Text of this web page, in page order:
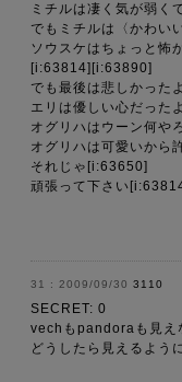
ミチルは凄く気が弱
でもミチルは〈かわい
ソウスケはちょっと怖
[i:63814][i:63890]
でも最後は悲しかった
エリは優しい心だった
オグリハはウーン何
オグリハは可愛いか
それじゃ[i:63650]
頑張って下さい
2009/09/30 3110
SECRET: 0
vechもpandoraも見え
どうしたら見えるよう